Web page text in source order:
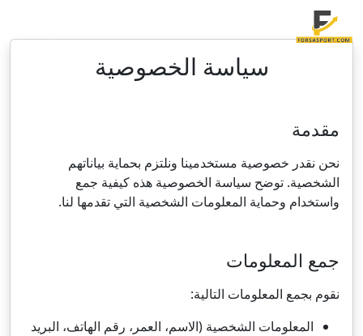
سياسة الخصوصية
مقدمة
نحن نقدر خصوصية مستخدمينا ونلتزم بحماية بياناتهم
الشخصية. توضح سياسة الخصوصية هذه كيفية جمع
واستخدام وحماية المعلومات الشخصية التي تقدمها لنا.
جمع المعلومات
نقوم بجمع المعلومات التالية:
المعلومات الشخصية (الاسم، العمر، رقم الهاتف، البريد